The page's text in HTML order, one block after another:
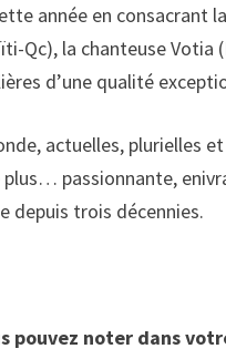
année en consacrant
Qc), la chanteuse Votia
d’une qualité
actuelles,
plus… passionnante,
depuis trois décennies.
pouvez noter dans